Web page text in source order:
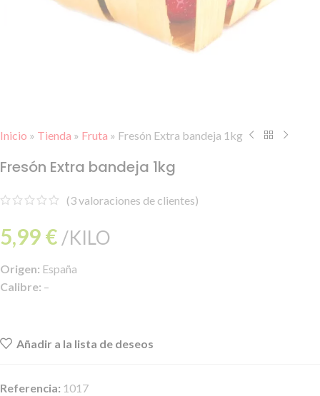
Inicio » Tienda » Fruta » Fresón Extra bandeja 1kg
Fresón Extra bandeja 1kg
(3valoraciones de clientes)
5,99€ /KILO
Origen: España
Calibre: –
Añadir a la lista de deseos
Referencia: 1017